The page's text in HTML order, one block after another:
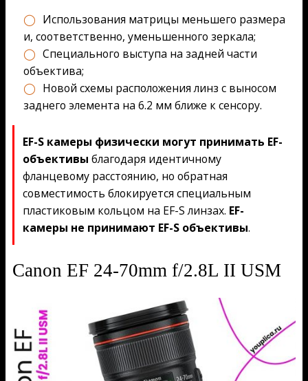
Использования матрицы меньшего размера
и, соответственно, уменьшенного зеркала;
Специального выступа на задней части
объектива;
Новой схемы расположения линз с выносом
заднего элемента на 6.2 мм ближе к сенсору.
EF-S камеры физически могут принимать EF-
объективы благодаря идентичному
фланцевому расстоянию, но обратная
совместимость блокируется специальным
пластиковым кольцом на EF-S линзах. EF-
камеры не принимают EF-S объективы.
Canon EF 24-70mm f/2.8L II USM